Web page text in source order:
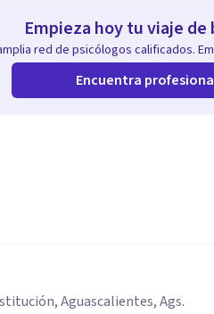
Empieza hoy tu viaje
red de psicólogos calificados.
Encuentra
Aguascalientes, Ags.